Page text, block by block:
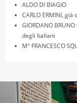
ALDO DI BIAGIO
CARLO ERMINI,
GIORDANO
degli Italiani
M° FRANCESCO